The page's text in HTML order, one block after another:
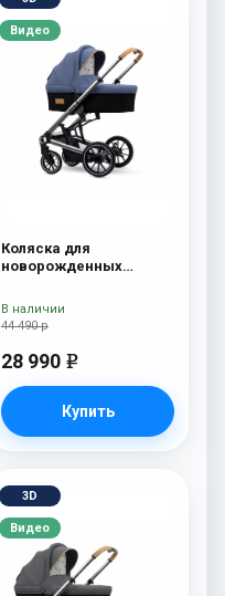
Видео
Коляска для
новорожденных
44 490 р
28 990 e
Купить
В наличии
3D
Видео